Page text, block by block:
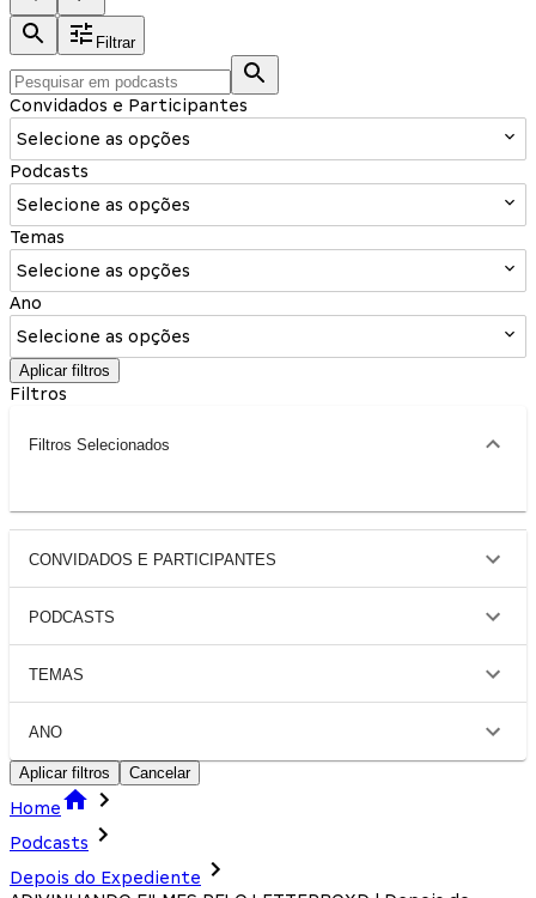
Filtrar
Convidados e Participantes
Selecione as opções
Podcasts
Selecione as opções
Temas
Selecione as opções
Ano
Selecione as opções
Aplicar filtros
Filtros
Filtros Selecionados
CONVIDADOS E PARTICIPANTES
PODCASTS
TEMAS
ANO
Aplicar filtros Cancelar
Home
Podcasts
Depois do Expediente